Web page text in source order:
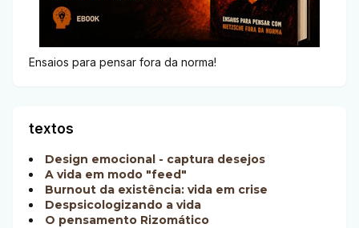
Ensaios para pensar fora da norma!
textos
Design emocional - captura desejos
A vida em modo "feed"
Burnout da existência: vida em crise
Despsicologizando a vida
O pensamento Rizomático